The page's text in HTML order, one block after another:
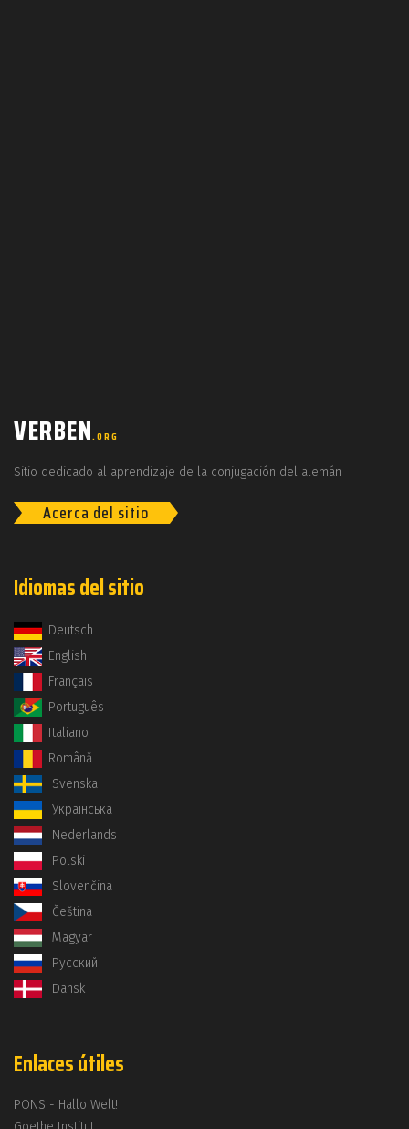
VERBEN.ORG
Sitio dedicado al aprendizaje de la conjugación del alemán
Acerca del sitio
Idiomas del sitio
Deutsch
English
Français
Português
Italiano
Română
Svenska
Українська
Nederlands
Polski
Slovenčina
Čeština
Magyar
Русский
Dansk
Enlaces útiles
PONS - Hallo Welt!